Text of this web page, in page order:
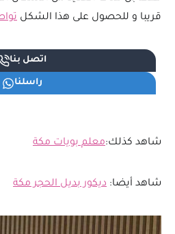
قريبا و للحصول على هذا الشكل
اتصل بنا
راسلنا
شاهد كذلك:معلم بويات مكة
شاهد أيضا: ديكور بديل الحجر مكة